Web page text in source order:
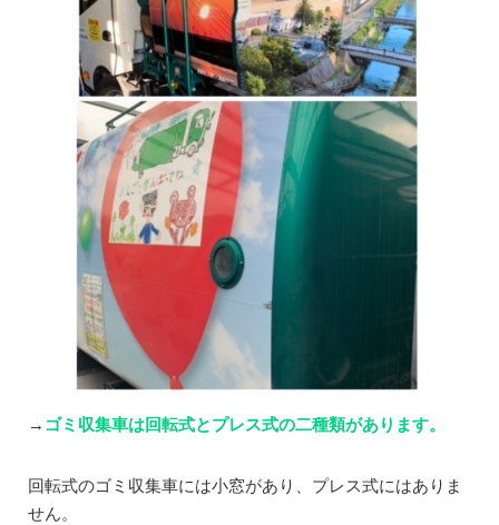
→ ゴミ収集車は回転式とプレス式の二種類があります。
回転式のゴミ収集車には小窓があり、プレス式にはありま
せん。